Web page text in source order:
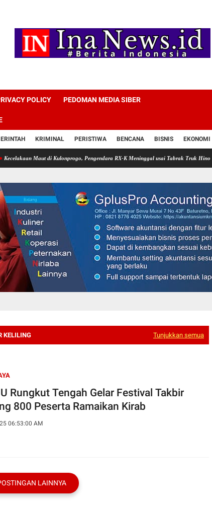
POLICY PEDOMAN MEDIA SIBER
KRIMINAL PERISTIWA BENCANA BISNIS EKONOMI
Maut di Kulonprogo, Pengendara RX-K Meninggal usai Tabrak Truk Hino Viral di
KELILING Tunjukkan semua
Rungkut Tengah Gelar Festival Takbir
800 Peserta Ramaikan Kirab
06:53:00 AM
LAINNYA